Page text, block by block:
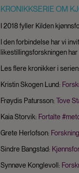
KRONIKKSERIE OM
I 2018 fyller Kilden
I den forbindelse har vi
likestillingsforskningen
Les flere kronikker i serien:
Kristin Skogen Lund:
Frøydis Patursson: Tove
Kaia Storvik: Fortalte
Grete Herlofson:
Sindre Bangstad:
Synnøve Konglevoll: